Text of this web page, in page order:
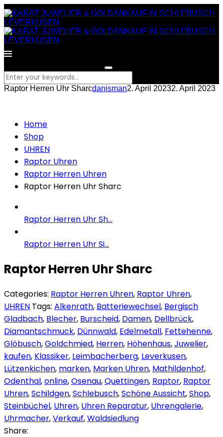
Raptor Herren Uhr Sharcdanisman2. April 20232. April 2023
Home
Shop
UHREN
Raptor Uhren
Raptor Herren Uhren
Raptor Herren Uhr Sharc
Raptor Herren Uhr Sh...
Raptor Herren Uhr Si...
Raptor Herren Uhr Sharc
Categories: Raptor Herren Uhren, Raptor Uhren,
UHREN Tags: Alkenrath, Batteriewechsel, Bergisch
Gladbach, Blecher, Burscheid, Damen, Dellbrück,
Diamantschmuck, Dünnwald, Edelmetall, Fettehenne,
Glöbusch,Goldchmied, Herren, Höhenhaus,Juwelier,
kaufen, Klassiker, Leimbacherberg, Leverkusen,
Lützenkichen, marken, Marken Uhren, Mathildenhof,
Odenthal,online,Osenau,Quettingen, Raptor, Raptor
Uhren,Schildgen,Schlebusch,Schöne Aussicht,Shop,
Steinbüchel, Uhren, Uhren Reparatur, Uhrengalerie,
Uhrmacher,Verkauf,Waldsiedlung
Share: